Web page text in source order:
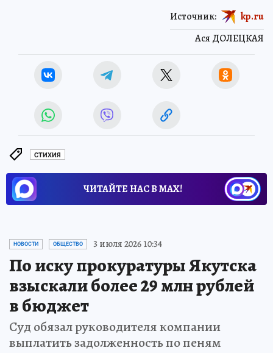
Ася ДОЛЕЦКАЯ
Источник: kp.ru
СТИХИЯ
ЧИТАЙТЕ НАС В МАХ!
НОВОСТИ ОБЩЕСТВО 3 июля 2026 10:34
По иску прокуратуры Якутска
взыскали более 29 млн рублей
в бюджет
Суд обязал руководителя компании
выплатить задолженность по пеням